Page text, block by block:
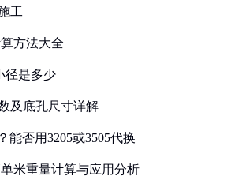
工
方法大全
径是多少
及底孔尺寸详解
能否用3205或3505代换
米重量计算与应用分析